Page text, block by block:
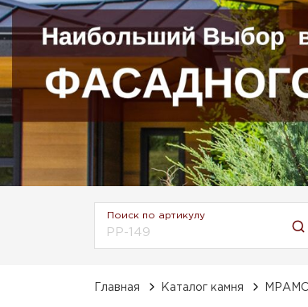
Поиск по артикулу
Главная Каталог камня